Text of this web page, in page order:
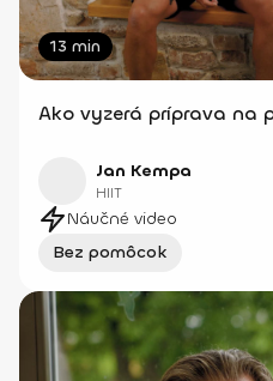
13 min
Ako vyzerá príprava na
Jan Kempa
HIIT
Náučné video
Bez pomôcok